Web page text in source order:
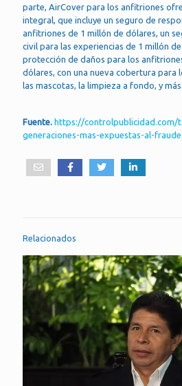
parte, AirCover para los anfitriones
integral, que incluye un seguro de
anfitriones de 1 millón de dólares, un
civil para las experiencias de 1 millón
protección de daños para los
dólares, con una nueva cobertura para
las mascotas, la limpieza a fondo, y más.
Fuente. https://controlpublicidad.com/
generaciones-mas-expuestas-al-
Relacionados